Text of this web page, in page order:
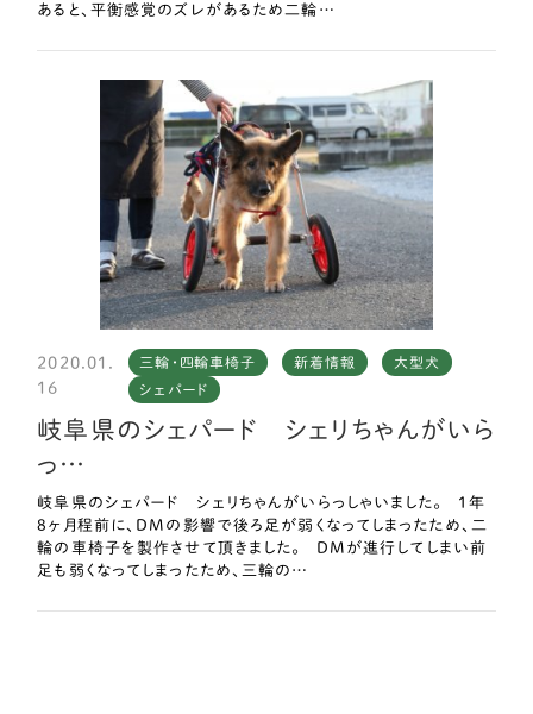
あると、平衡感覚のズレがあるため二輪…
2020.01.
16
三輪・四輪車椅子 新着情報
大型犬
シェパード
岐阜県のシェパード シェリちゃんがいら
っ…
岐阜県のシェパード シェリちゃんがいらっしゃいました。 1年
8ヶ月程前に、DMの影響で後ろ足が弱くなってしまったため、二
輪の車椅子を製作させて頂きました。 DMが進行してしまい前
足も弱くなってしまったため、三輪の…